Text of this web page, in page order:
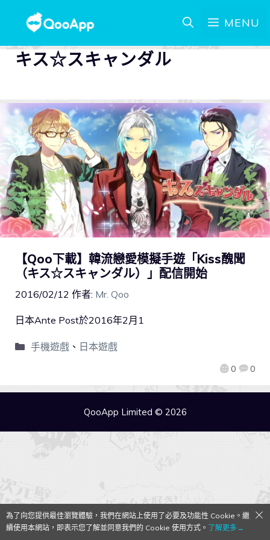
MENU
キス☆スキャンダル
【Qoo下載】韓流戀愛模擬手遊「Kiss醜聞
（キス☆スキャンダル）」配信開始
2016/02/12 作者: Mr. Qoo
0 0
日本Ante Post於2016年2月1
手機遊戲、 日本遊戲
QooApp Limited © 2026
為了向您提供最佳瀏覽體驗，我們在網站上使用了必要及功能性 Cookie。繼
續使用本網站，即表示您了解並同意我們的 Cookie 使用方式。 了解更多→